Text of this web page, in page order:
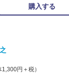
購入する
1,300円＋税）